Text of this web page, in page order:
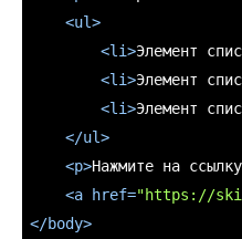
<ul>
<li>Элемент
<li>Элемент
<li>Элемент
</ul>
<p>Нажмите на
<a href="https://
</body>